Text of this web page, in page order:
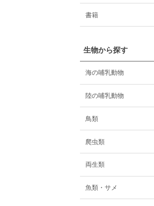
書籍
生物から探す
海の哺乳動物
陸の哺乳動物
鳥類
爬虫類
両生類
魚類・サメ